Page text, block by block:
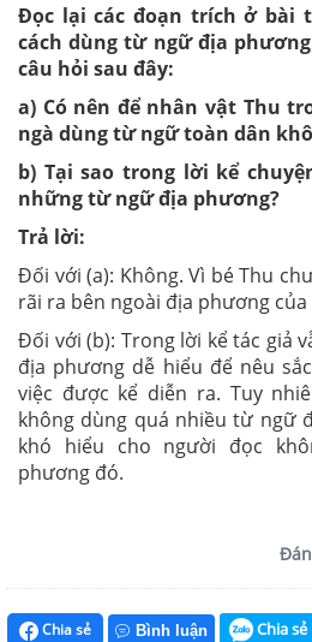
Đọc lại các đoạn trích ở bài
cách dùng từ ngữ địa
câu hỏi sau đây:
a) Có nên để nhân vật Thu
ngà dùng từ ngữ toàn dân
b) Tại sao trong lời kể
những từ ngữ địa phương?
Trả lời:
Đối với (a): Không. Vì bé Thu
rãi ra bên ngoài địa phương
Đối với (b): Trong lời kể tác giả
địa phương dễ hiểu để nêu
việc được kể diễn ra. Tuy
không dùng quá nhiều từ ngữ
khó hiểu cho người đọc
phương đó.
Chia sẻ Bình luận Chia sẻ